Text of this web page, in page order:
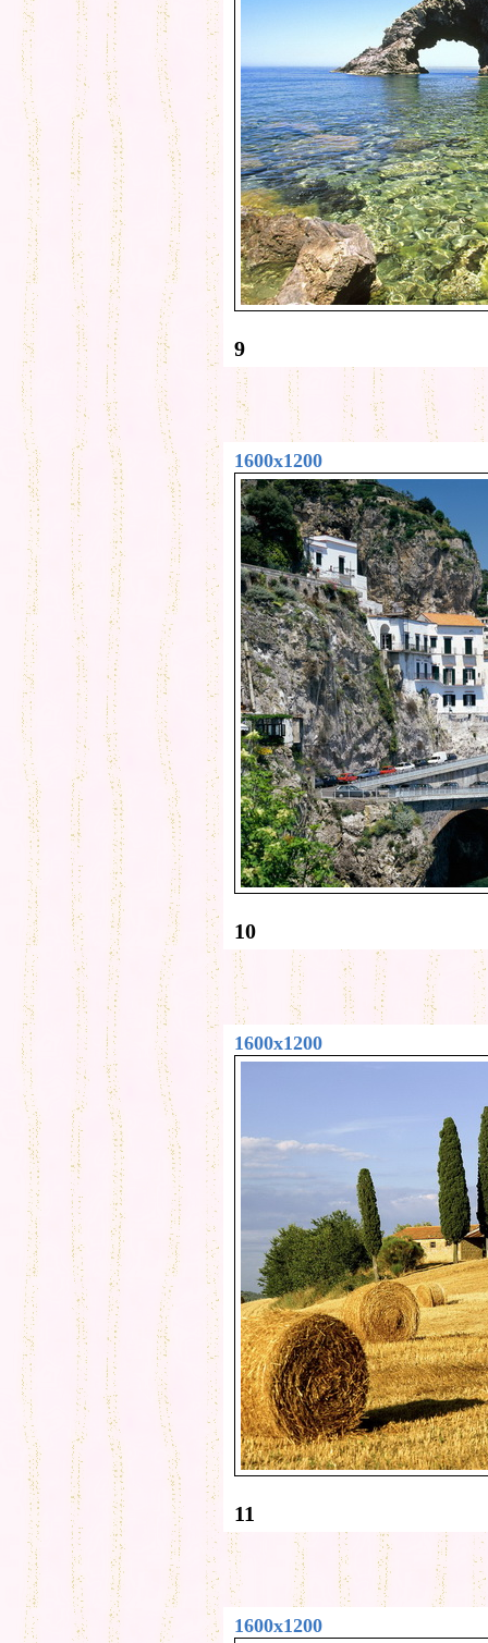
9
1600x1200
10
1600x1200
11
1600x1200